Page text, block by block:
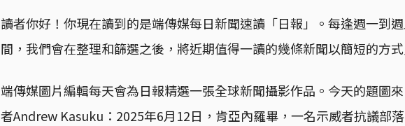
讀者你好！你現在讀到的是端傳媒每日新聞速讀「日報」。每逢週一到
間，我們會在整理和篩選之後，將近期值得一讀的幾條新聞以簡短的方
端傳媒圖片編輯每天會為日報精選一張全球新聞攝影作品。今天的題圖
者Andrew Kasuku：2025年6月12日，肯亞內羅畢，一名示威者抗議部